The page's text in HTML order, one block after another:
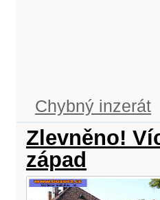
Chybný inzerát
Zlevněno!
západ